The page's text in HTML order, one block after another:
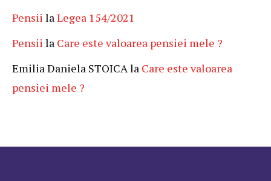
Pensii la Legea 154/2021
Pensii la Care este valoarea pensiei mele ?
Emilia Daniela STOICA la Care este valoarea
pensiei mele ?